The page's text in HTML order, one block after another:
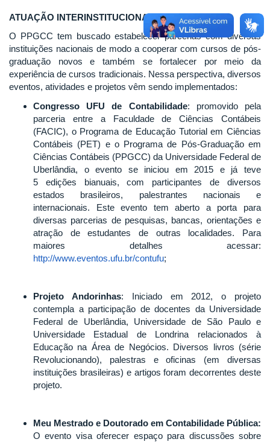
ATUAÇÃO INTERINSTITUCIONAL
O PPGCC tem buscado estabelecer parcerias com diversas
instituições nacionais de modo a cooperar com cursos de pós-
graduação novos e também se fortalecer por meio da
experiência de cursos tradicionais. Nessa perspectiva, diversos
eventos, atividades e projetos vêm sendo implementados:
Congresso UFU de Contabilidade: promovido pela
parceria entre a Faculdade de Ciências Contábeis
(FACIC), o Programa de Educação Tutorial em Ciências
Contábeis (PET) e o Programa de Pós-Graduação em
Ciências Contábeis (PPGCC) da Universidade Federal de
Uberlândia, o evento se iniciou em 2015 e já teve
5 edições bianuais, com participantes de diversos
estados brasileiros, palestrantes nacionais e
internacionais. Este evento tem aberto a porta para
diversas parcerias de pesquisas, bancas, orientações e
atração de estudantes de outras localidades. Para
maiores detalhes acessar:
http://www.eventos.ufu.br/contufu;
Projeto Andorinhas: Iniciado em 2012, o projeto
contempla a participação de docentes da Universidade
Federal de Uberlândia, Universidade de São Paulo e
Universidade Estadual de Londrina relacionados à
Educação na Área de Negócios. Diversos livros (série
Revolucionando), palestras e oficinas (em diversas
instituições brasileiras) e artigos foram decorrentes deste
projeto.
Meu Mestrado e Doutorado em Contabilidade Pública:
O evento visa oferecer espaço para discussões sobre